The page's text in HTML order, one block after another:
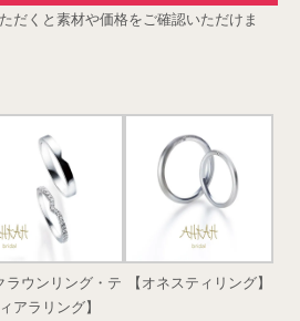
だくと素材や価格をご確認いただけま
ラウンリング・テ
ィアラリング】
【オネスティリング】